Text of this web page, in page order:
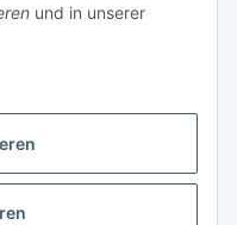
und in unserer
Lieferbedingungen, zzgl.